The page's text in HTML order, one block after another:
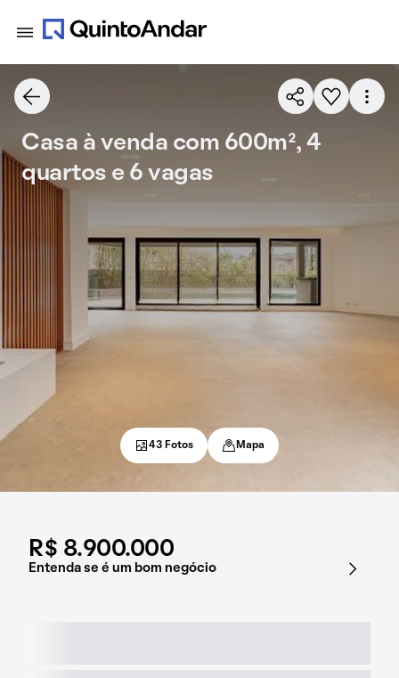
R$ 8.900.000
Entenda se é um bom negócio
Casa à venda com 600m², 4
quartos e 6 vagas
43 Fotos Mapa